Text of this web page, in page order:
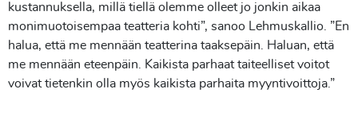
kustannuksella, millä tiellä olemme olleet jo jonkin aikaa
monimuotoisempaa teatteria kohti”, sanoo Lehmuskallio. ”En
halua, että me mennään teatterina taaksepäin. Haluan, että
me mennään eteenpäin. Kaikista parhaat taiteelliset voitot
voivat tietenkin olla myös kaikista parhaita myyntivoittoja.”